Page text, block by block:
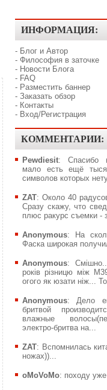
ИНФОРМАЦИЯ:
- Блог и Автор
- Философия в заточке
- Новости Блога
- FAQ
- Разместить баннер
- Заказать обзор
- Контакты
- Вход/Регистрация
КОММЕНТАРИИ:
Pewdiesit: Спасибо
мало есть ещё
символов которых
ZAT: Около 40
Сразу скажу, что
плюс ракурс съемки -
Anonymous: На
Фаска широкая
Anonymous:
років різницю між
огого як юзати ніж...
Anonymous: Дело
бритвой
влажные
электро-бритва на...
ZAT: Вспомнилась
ножах))...
oMoVoMo: походу